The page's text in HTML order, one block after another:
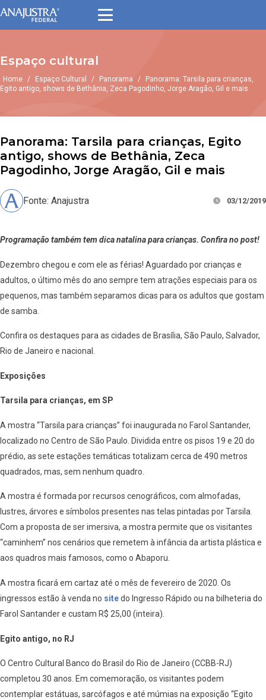
Espaço cultural
Home / Espaço Cultural / Panorama /
Panorama: Tarsila para crianças,
Egito antigo, shows de Bethânia, Zeca Pagodinho, Jorge Aragão, Gil e mais
Panorama: Tarsila para crianças, Egito
antigo, shows de Bethânia, Zeca
Pagodinho, Jorge Aragão, Gil e mais
Fonte: Anajustra 03/12/2019
Programação também tem dica natalina para crianças. Confira no post!
Dezembro chegou e com ele as férias! Aguardado por crianças e
adultos, o último mês do ano sempre tem atrações especiais para os
pequenos, mas também separamos dicas para os adultos que gostam
de samba.
Confira os destaques para as cidades de Brasília, São Paulo, Salvador,
Rio de Janeiro e nacional.
Exposições
Tarsila para crianças, em SP
A mostra “Tarsila para crianças” foi inaugurada no Farol Santander,
localizado no Centro de São Paulo. Dividida entre os pisos 19 e 20 do
prédio, as sete estações temáticas totalizam cerca de 490 metros
quadrados, mas, sem nenhum quadro.
A mostra é formada por recursos cenográficos, com almofadas,
lustres, árvores e símbolos presentes nas telas pintadas por Tarsila.
Com a proposta de ser imersiva, a mostra permite que os visitantes
“caminhem” nos cenários que remetem à infância da artista plástica e
aos quadros mais famosos, como o Abaporu.
A mostra ficará em cartaz até o mês de fevereiro de 2020. Os
ingressos estão à venda no sitedo Ingresso Rápido ou na bilheteria do
Farol Santander e custam R$ 25,00 (inteira).
Egito antigo, no RJ
O Centro Cultural Banco do Brasil do Rio de Janeiro (CCBB-RJ)
completou 30 anos. Em comemoração, os visitantes podem
contemplar estátuas, sarcófagos e até múmias na exposição “Egito